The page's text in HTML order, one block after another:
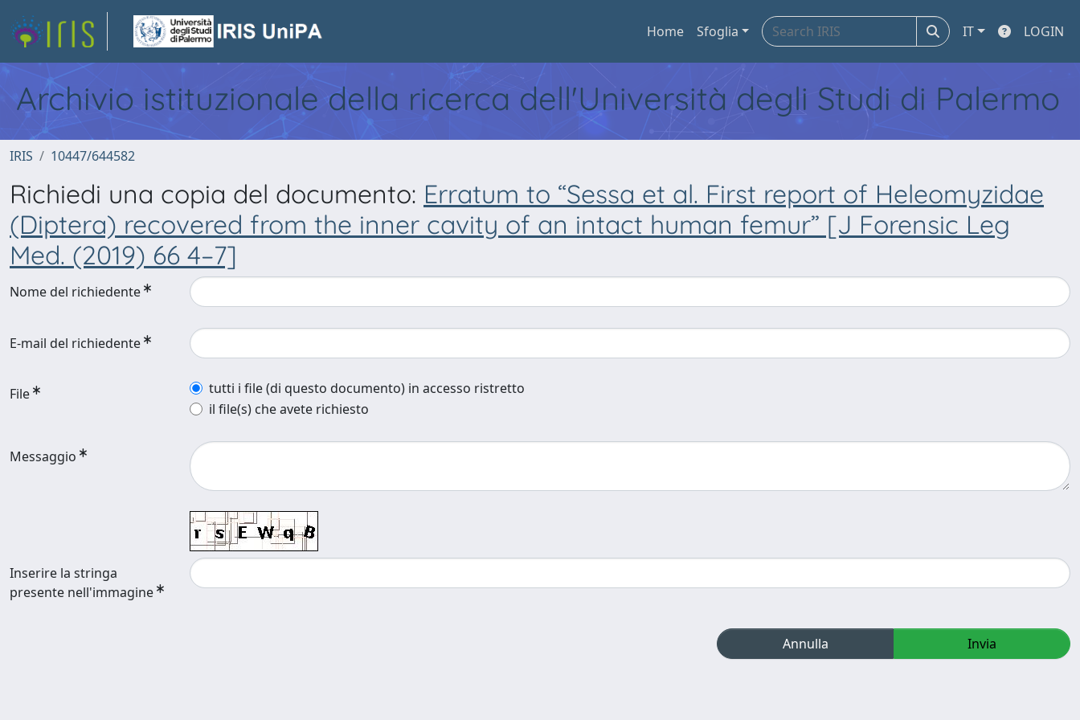
Home Sfoglia IT LOGIN
Archivio istituzionale della ricerca dell'Università degli Studi di Palermo
IRIS 10447/644582
Richiedi una copia del documento: Erratum to “Sessa et al. First report of Heleomyzidae
(Diptera) recovered from the inner cavity of an intact human femur” [J Forensic Leg
Med. (2019) 66 4–7]
Nome del richiedente
E-mail del richiedente
File
tutti i file (di questo documento) in accesso ristretto
il file(s) che avete richiesto
Messaggio
Inserire la stringa
presente nell'immagine
Annulla Invia